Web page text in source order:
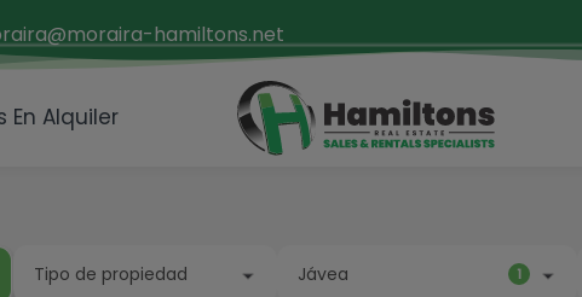
hamiltons.net
En Alquiler
Tipo de propiedad Jávea 1